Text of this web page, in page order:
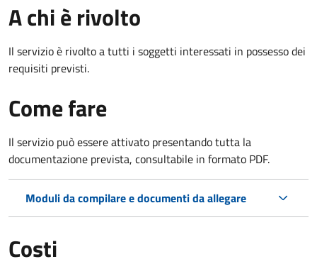
A chi è rivolto
Il servizio è rivolto a tutti i soggetti interessati in possesso dei
requisiti previsti.
Come fare
Il servizio può essere attivato presentando tutta la
documentazione prevista, consultabile in formato PDF.
Moduli da compilare e documenti da allegare
Costi